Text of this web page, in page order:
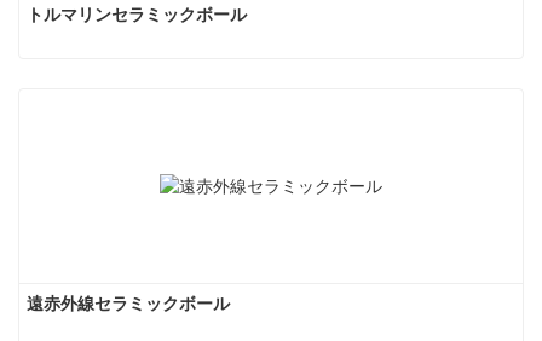
トルマリンセラミックボール
遠赤外線セラミックボール